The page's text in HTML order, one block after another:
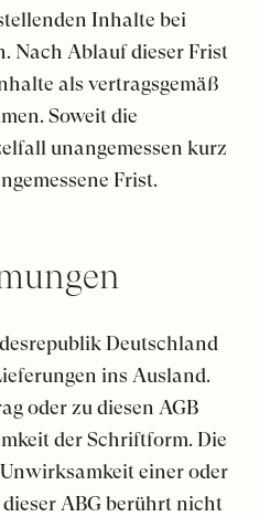
Inhalte bei
Nach Ablauf dieser Frist
als vertragsgemäß
Soweit die
unangemessen kurz
Frist.
Deutschland
ins Ausland.
oder zu diesen AGB
der Schriftform. Die
einer oder
ABG berührt nicht